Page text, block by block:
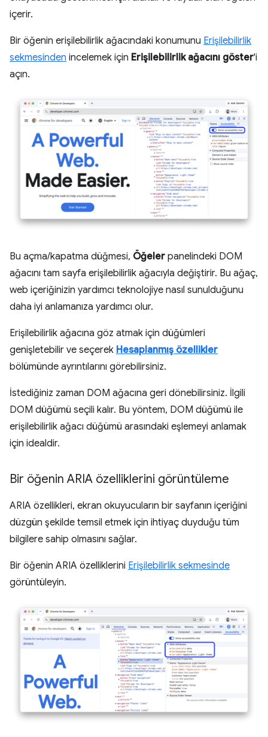
içerir.
Bir öğenin erişilebilirlik ağacındaki konumunu Erişilebilirlik
sekmesinden incelemek için Erişilebilirlik ağacını göster'i
açın.
Bu açma/kapatma düğmesi, Öğeler panelindeki DOM
ağacını tam sayfa erişilebilirlik ağacıyla değiştirir. Bu ağaç,
web içeriğinizin yardımcı teknolojiye nasıl sunulduğunu
daha iyi anlamanıza yardımcı olur.
Erişilebilirlik ağacına göz atmak için düğümleri
genişletebilir ve seçerek Hesaplanmış özellikler
bölümünde ayrıntılarını görebilirsiniz.
İstediğiniz zaman DOM ağacına geri dönebilirsiniz. İlgili
DOM düğümü seçili kalır. Bu yöntem, DOM düğümü ile
erişilebilirlik ağacı düğümü arasındaki eşlemeyi anlamak
için idealdir.
Bir öğenin ARIA özelliklerini görüntüleme
ARIA özellikleri, ekran okuyucuların bir sayfanın içeriğini
düzgün şekilde temsil etmek için ihtiyaç duyduğu tüm
bilgilere sahip olmasını sağlar.
Bir öğenin ARIA özelliklerini Erişilebilirlik sekmesinde
görüntüleyin.